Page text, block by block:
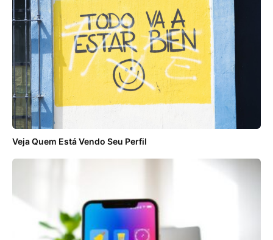
Veja Quem Está Vendo Seu Perfil